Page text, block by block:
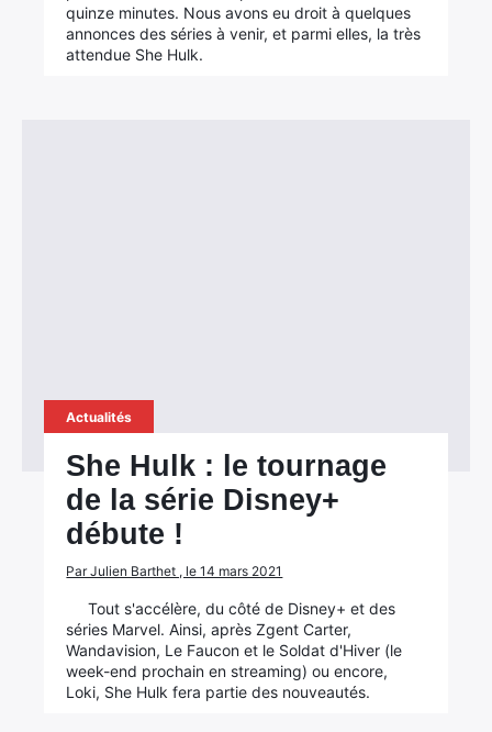
quinze minutes. Nous avons eu droit à quelques
annonces des séries à venir, et parmi elles, la très
attendue She Hulk.
Actualités
She Hulk : le tournage
de la série Disney+
débute !
Par Julien Barthet , le 14 mars 2021
Tout s'accélère, du côté de Disney+ et des
séries Marvel. Ainsi, après Zgent Carter,
Wandavision, Le Faucon et le Soldat d'Hiver (le
week-end prochain en streaming) ou encore,
Loki, She Hulk fera partie des nouveautés.